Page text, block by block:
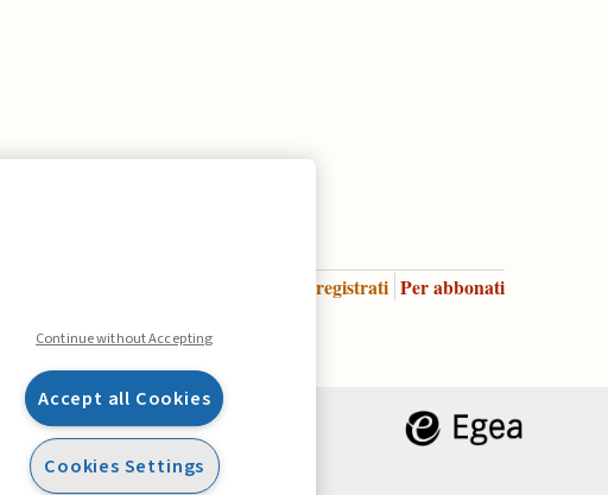
Per registrati Per abbonati
Continue without Accepting
Accept all Cookies
Cookies Settings